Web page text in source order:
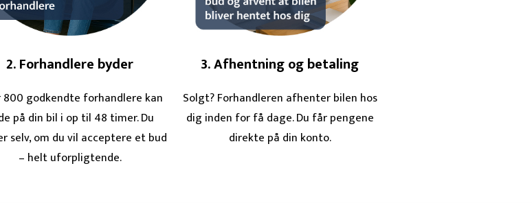
2. Forhandlere byder
800 godkendte forhandlere kan
på din bil i op til 48 timer. Du
selv, om du vil acceptere et bud
– helt uforpligtende.
3. Afhentning og betaling
Solgt? Forhandleren afhenter bilen hos
dig inden for få dage. Du får pengene
direkte på din konto.